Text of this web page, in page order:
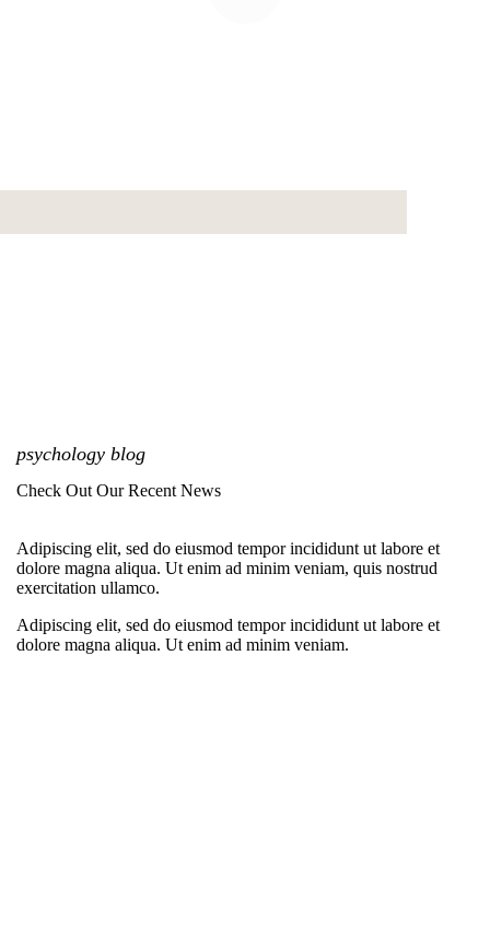
psychology blog
Check Out Our Recent News
Adipiscing elit, sed do eiusmod tempor incididunt ut labore et
dolore magna aliqua. Ut enim ad minim veniam, quis nostrud
exercitation ullamco.
Adipiscing elit, sed do eiusmod tempor incididunt ut labore et
dolore magna aliqua. Ut enim ad minim veniam.